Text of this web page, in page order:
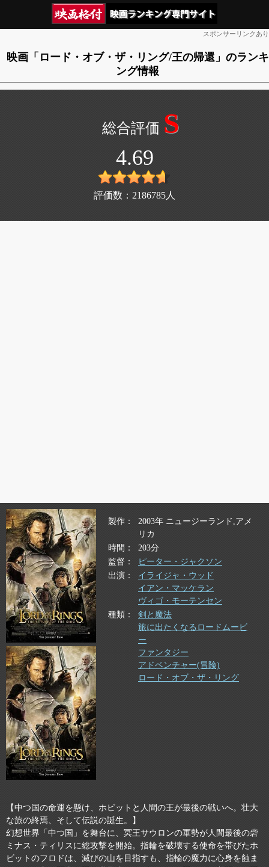
スポンサーリンクあり
映画「ロード・オブ・ザ・リング/王の帰還」のランキ
ング情報
S
4.69
評価数： 2186785 人
製作
2003年 ニュージーランド,アメ
リカ
時間
203分
監督
ピーター・ジャクソン
出演
イライジャ・ウッド
イアン・マッケラン
ヴィゴ・モーテンセン
種類
剣と魔法
旅に出たくなるロードムービ
ー
ファンタジー
アドベンチャー(冒険)
ロード・オブ・ザ・リング
【中つ国の命運を懸け、ホビットと人間の王が最後の戦いへ。壮大
な旅の終焉、そして伝説の誕生。】
幻想世界「中つ国」を舞台に、冥王サウロンの軍勢が人間最後の砦
ミナス・ティリスに総攻撃を開始。指輪を破壊する使命を帯びたホ
ビットのフロドは、滅びの山を目指すも、指輪の魔力に心身を蝕ま